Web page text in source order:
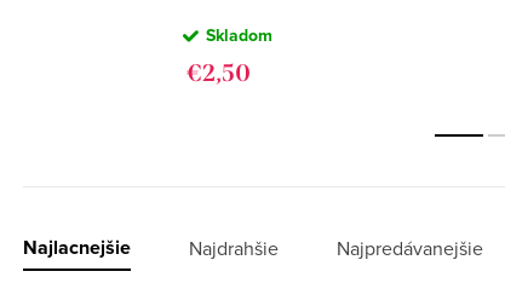
šatníka (3ks)
Skladom
€2,50
R
Najlacnejšie Najdrahšie Najpredávanejšie